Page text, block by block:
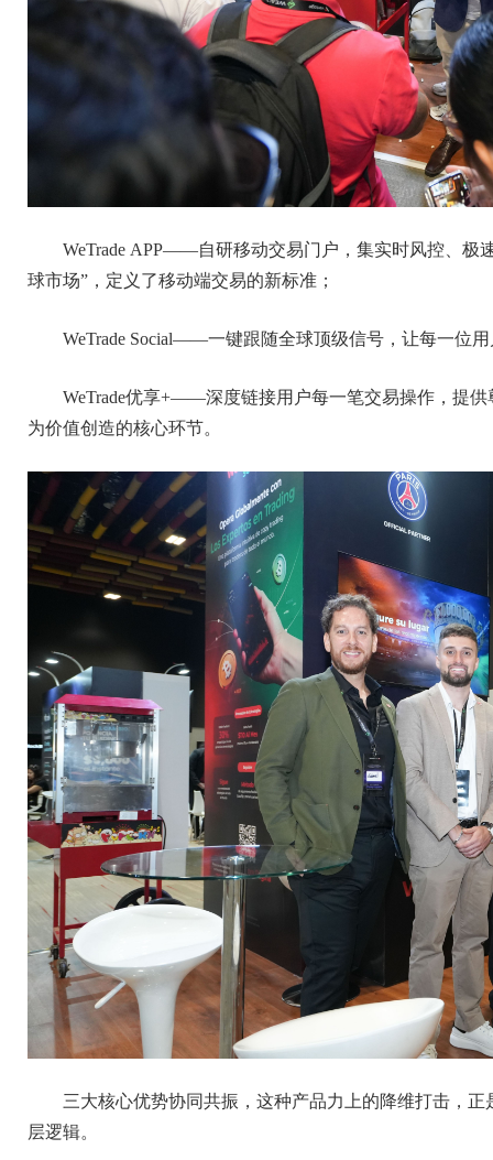
WeTrade APP——自研移动交易门户，集实时风控、极
球市场”，定义了移动端交易的新标准；
WeTrade Social——一键跟随全球顶级信号，让每一位
WeTrade优享+——深度链接用户每一笔交易操作，提
为价值创造的核心环节。
三大核心优势协同共振，这种产品力上的降维打击，
层逻辑。